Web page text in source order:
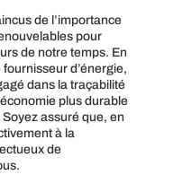
de l’importance
pour
de notre temps. En
d’énergie,
dans la traçabilité
plus durable
assuré que, en
à la
de